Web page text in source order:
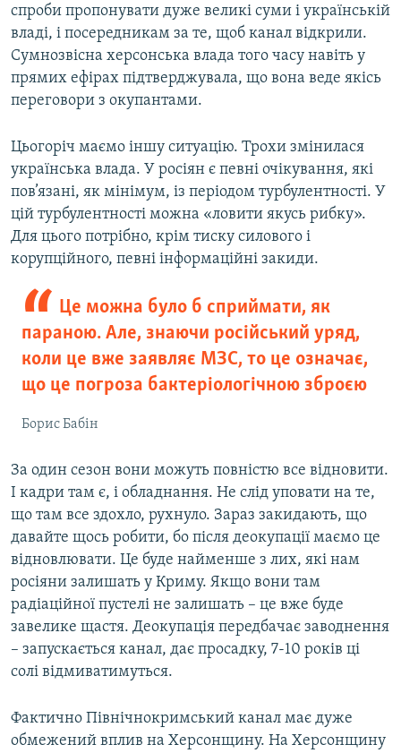
спроби пропонувати дуже великі суми і українській
владі, і посередникам за те, щоб канал відкрили.
Сумнозвісна херсонська влада того часу навіть у
прямих ефірах підтверджувала, що вона веде якісь
переговори з окупантами.
Цьогоріч маємо іншу ситуацію. Трохи змінилася
українська влада. У росіян є певні очікування, які
пов’язані, як мінімум, із періодом турбулентності. У
цій турбулентності можна «ловити якусь рибку».
Для цього потрібно, крім тиску силового і
корупційного, певні інформаційні закиди.
Це можна було б сприймати, як
параною. Але, знаючи російський уряд,
коли це вже заявляє МЗС, то це означає,
що це погроза бактеріологічною зброєю
Борис Бабін
За один сезон вони можуть повністю все відновити.
І кадри там є, і обладнання. Не слід уповати на те,
що там все здохло, рухнуло. Зараз закидають, що
давайте щось робити, бо після деокупації маємо це
відновлювати. Це буде найменше з лих, які нам
росіяни залишать у Криму. Якщо вони там
радіаційної пустелі не залишать – це вже буде
завелике щастя. Деокупація передбачає заводнення
– запускається канал, дає просадку, 7-10 років ці
солі відмиватимуться.
Фактично Північнокримський канал має дуже
обмежений вплив на Херсонщину. На Херсонщину